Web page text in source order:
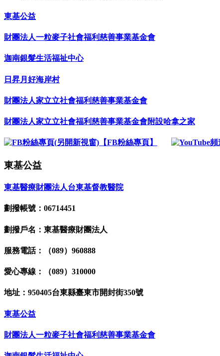
東基公益
財團法人一粒麥子社會福利慈善事業基金會
迦南銀髮生活福祉中心
日昇月好海岸村
財團法人家立立社會福利慈善事業基金會
財團法人家立立社會福利慈善事業基金會附設哈拿之家
【FB粉絲專頁】
東基公益
東基醫療財團法人台東基督教醫院
劃撥帳號：06714451
劃撥戶名：東基醫療財團法人
服務電話：（089）960888
愛心專線：（089）310000
地址：950405台東縣臺東市開封街350號
東基公益
財團法人一粒麥子社會福利慈善事業基金會